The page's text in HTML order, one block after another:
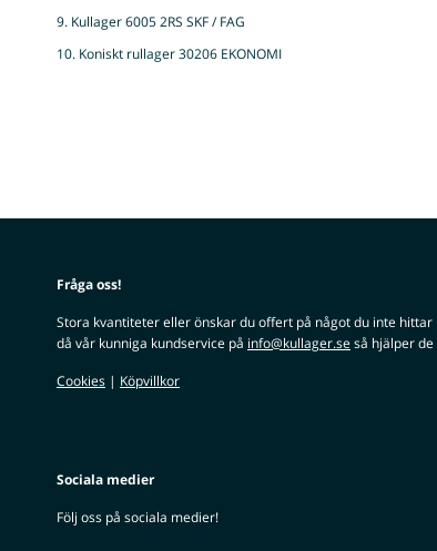
9. Kullager 6005 2RS SKF / FAG
10. Koniskt rullager 30206 EKONOMI
Fråga oss!
Stora kvantiteter eller önskar du offert på något du inte hittar
då vår kunniga kundservice på info@kullager.seså hjälper
Cookies | Köpvillkor
Sociala medier
Följ oss på sociala medier!